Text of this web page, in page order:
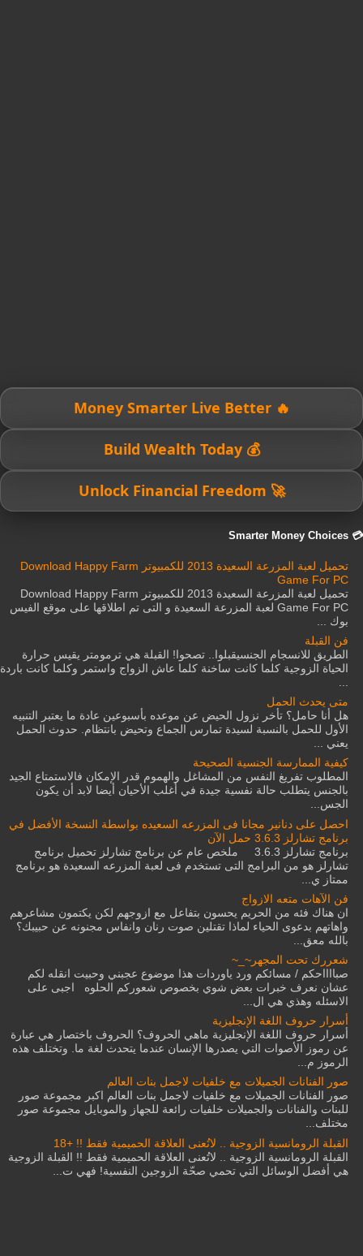
🔥 Money Smarter Live Better
💰 Build Wealth Today
🚀 Unlock Financial Freedom
💳 Smarter Money Choices
تحميل لعبة المزرعة السعيدة 2013 للكمبيوتر Download Happy Farm
Game For PC
تحميل لعبة المزرعة السعيدة 2013 للكمبيوتر Download Happy Farm
Game For PC لعبة المزرعة السعيدة و التى تم اطلاقها على موقع الفيس
بوك ...
فن القبلة
الطريق للانسجام الجنسيقبلوا.. تصحوا! القبلة هي ترمومتر يقيس حرارة
الحياة الزوجية كلما كانت ساخنة كلما عاش الزواج واستمر وكلما كانت باردة
متى يحدث الحمل
هل أنا حامل؟ تأخر نزول الحيض عن موعده بأسبوعين عادة ما يعتبر التنبيه
الأول للحمل بالنسبة لسيدة تمارس الجماع وتحيض بانتظام. حدوث الحمل
يعني ...
كيفية الممارسة الجنسية الصحيحة
المطلوب تفريغ النفس من المشاغل والهموم قدر الإمكان فالاستمتاع الجيد
بالجنس يتطلب حالة نفسية جيدة في أغلب الأحيان أيضا لابد أن يكون
الجس...
احصل على دنانير مجانا فى المزرعه السعيده بواسطة النسخة الأفضل في
برنامج تشارلز 3.6.3 حمل الآن
برنامج تشارلز 3.6.3 ملخص عام عن برنامج تشارلز تحميل برنامج
تشارلز هو من البرامج التى تستخدم فى لعبة المزرعه السعيدة هو برنامج
ممتاز ي...
فن الآهات متعه الازواج
ان هناك فئه من الحريم يحسون بتفاعل مع ازوجهم لكن يكتمون مشاعرهم
واهاتهم بدعوى الحياء لماذا تقتلين صوت رنان وانفاس مجنونه عن حبيبك؟
بالله معق...
شعررك تحت المجهر~_~
صبااااحكم / مسائكم ورد ياوردات هذا موضوع عجبني وحبيت انقله لكم
عشان نعرف خبرات بعض شوي بخصوص شعوركم الحلوه اجبى على
الاسئله وهذي هي ال...
أسرار حروف اللغة الإنجليزية
أسرار حروف اللغة الإنجليزية ماهي الحروف؟ الحروف باختصار هي عبارة
عن رموز الأصوات التي يصدرها الإنسان عندما يتحدث لغة ما. وتختلف هذه
الرموز م...
صور الفنانات الجميلات مع خلفيات لاجمل بنات العالم
صور الفنانات الجميلات مع خلفيات لاجمل بنات العالم اكبر مجموعة صور
للبنات والفنانات والجميلات خلفيات رائعة للجهاز والموبايل مجموعة صور
مختلف...
القبلة الرومانسية الزوجية .. لاتُعنى العلاقة الحميمية فقط !! +18
القبلة الرومانسية الزوجية .. لاتُعنى العلاقة الحميمية فقط !! القبلة الزوجية
هي أفضل الوسائل التي تحمي صحّة الزوجين النفسية! فهي ت...